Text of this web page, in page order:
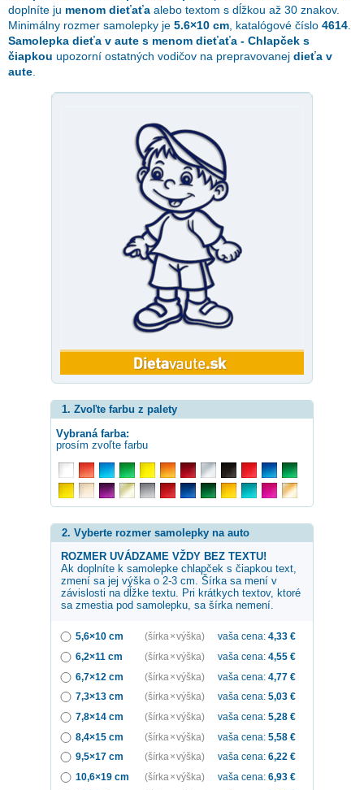
doplníte ju menom dieťaťa alebo textom s dĺžkou až 30 znakov.
Minimálny rozmer samolepky je 5.6×10 cm , katalógové číslo 4614
Samolepka dieťa v aute s menom dieťaťa - Chlapček s
čiapkou upozorní ostatných vodičov na prepravovanej dieťa v
aute
1. Zvoľte farbu z palety
Vybraná farba:
prosím zvoľte farbu
2. Vyberte rozmer samolepky na auto
ROZMER UVÁDZAME VŽDY BEZ TEXTU!
Ak doplníte k samolepke chlapček s čiapkou text,
zmení sa jej výška o 2-3 cm. Šírka sa mení v
závislosti na dĺžke textu. Pri krátkych textov, ktoré
sa zmestia pod samolepku, sa šírka nemení.
5,6×10 cm (šírka × výška) vaša cena: 4,33 €
6,2×11 cm
(šírka × výška) vaša cena: 4,55 €
6,7×12 cm
(šírka × výška) vaša cena: 4,77 €
7,3×13 cm
(šírka × výška) vaša cena: 5,03 €
7,8×14 cm
(šírka × výška) vaša cena: 5,28 €
8,4×15 cm
(šírka × výška) vaša cena: 5,58 €
9,5×17 cm
(šírka × výška) vaša cena: 6,22 €
10,6×19 cm
(šírka × výška) vaša cena: 6,93 €